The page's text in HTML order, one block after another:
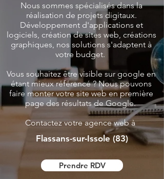
Nous sommes spécialisés dans la
réalisation de projets digitaux.
Développement d'applications et
logiciels, création de sites web, créations
graphiques, nos solutions s'adaptent à
votre budget.
Vous souhaitez être visible sur google en
étant mieux référencé ? Nous pouvons
faire monter votre site web en première
page des résultats de Google.
Contactez votre agence web à
Flassans-sur-Issole (83)
Prendre RDV